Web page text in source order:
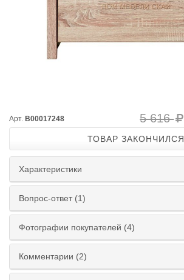
5 616
Арт. B00017248
ТОВАР ЗАКОНЧИЛСЯ
Характеристики
Вопрос-ответ (1)
Фотографии покупателей (4)
Комментарии (2)